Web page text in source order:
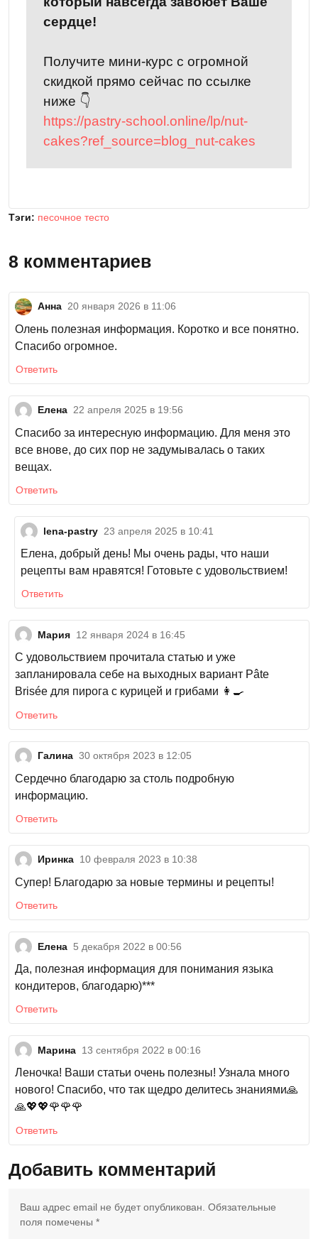
сердце!
Получите мини-курс с огромной
скидкой прямо сейчас по ссылке
ниже 👇
https://pastry-school.online/lp/nut-
cakes?ref_source=blog_nut-cakes
Тэги: песочное тесто
8 комментариев
Анна 20 января 2026 в 11:06
Олень полезная информация. Коротко и все понятно.
Спасибо огромное.
Ответить
Елена 22 апреля 2025 в 19:56
Спасибо за интересную информацию. Для меня это
все внове, до сих пор не задумывалась о таких
вещах.
Ответить
lena-pastry 23 апреля 2025 в 10:41
Елена, добрый день! Мы очень рады, что наши
рецепты вам нравятся! Готовьте с удовольствием!
Ответить
Мария 12 января 2024 в 16:45
С удовольствием прочитала статью и уже
запланировала себе на выходных вариант Pâte
Brisée для пирога с курицей и грибами 👩‍🍳
Ответить
Галина 30 октября 2023 в 12:05
Сердечно благодарю за столь подробную
информацию.
Ответить
Иринка 10 февраля 2023 в 10:38
Супер! Благодарю за новые термины и рецепты!
Ответить
Елена 5 декабря 2022 в 00:56
Да, полезная информация для понимания языка
кондитеров, благодарю)***
Ответить
Марина 13 сентября 2022 в 00:16
Леночка! Ваши статьи очень полезны! Узнала много
нового! Спасибо, что так щедро делитесь знаниями🙏
🙏💖💖🌹🌹🌹
Ответить
Добавить комментарий
Ваш адрес email не будет опубликован. Обязательные
поля помечены *